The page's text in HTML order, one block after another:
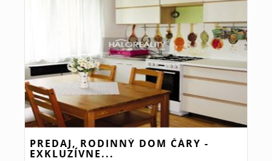
PREDAJ, RODINNÝ DOM ČÁRY -
EXKLUZÍVNE...